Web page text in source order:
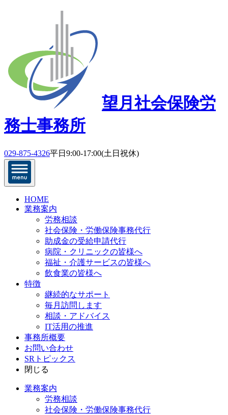
望月社会保険労
務士事務所
029-875-4326平日9:00-17:00(土日祝休)
HOME
業務案内
労務相談
社会保険・労働保険事務代行
助成金の受給申請代行
病院・クリニックの皆様へ
福祉・介護サービスの皆様へ
飲食業の皆様へ
特徴
継続的なサポート
毎月訪問します
相談・アドバイス
IT活用の推進
事務所概要
お問い合わせ
SRトピックス
閉じる
業務案内
労務相談
社会保険・労働保険事務代行